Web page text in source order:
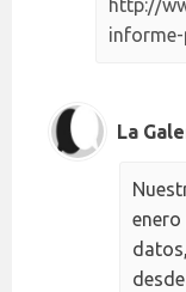
http://
La